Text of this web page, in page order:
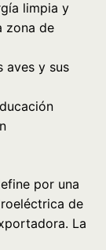
limpia y
zona de
aves y sus
por una
de
La